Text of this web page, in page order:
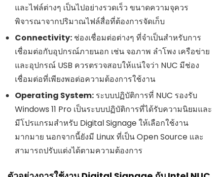
และไฟล์ต่างๆ เป็นไปอย่างรวดเร็ว ขนาดความจุควร
พิจารณาจากปริมาณไฟล์สื่อที่ต้องการจัดเก็บ
Connectivity: ช่องเชื่อมต่อต่างๆ ที่จำเป็นสำหรับการ
เชื่อมต่อกับอุปกรณ์ภายนอก เช่น จอภาพ ลำโพง เครือข่าย
และอุปกรณ์ USB ควรตรวจสอบให้แน่ใจว่า NUC มีช่อง
เชื่อมต่อที่เพียงพอต่อความต้องการใช้งาน
Operating System: ระบบปฏิบัติการที่ NUC รองรับ
Windows 11 Pro เป็นระบบปฏิบัติการที่ได้รับความนิยมและ
มีโปรแกรมสำหรับ Digital Signage ให้เลือกใช้งาน
มากมาย นอกจากนี้ยังมี Linux ที่เป็น Open Source และ
สามารถปรับแต่งได้ตามความต้องการ